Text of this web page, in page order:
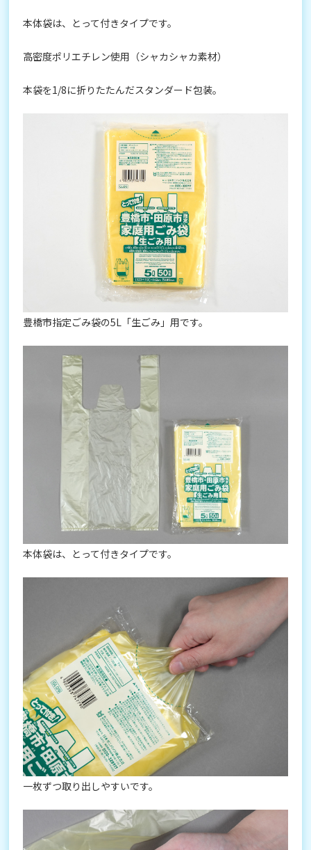
本体袋は、とって付きタイプです。
高密度ポリエチレン使用（シャカシャカ素材）
本袋を1/8に折りたたんだスタンダード包装。
豊橋市指定ごみ袋の5L「生ごみ」用です。
本体袋は、とって付きタイプです。
一枚ずつ取り出しやすいです。